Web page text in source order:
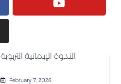
الندوة الإيمانية التربوية
February 7, 2026